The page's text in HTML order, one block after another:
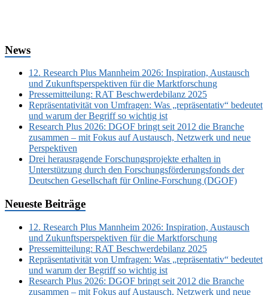
News
12. Research Plus Mannheim 2026: Inspiration, Austausch
und Zukunftsperspektiven für die Marktforschung
Pressemitteilung: RAT Beschwerdebilanz 2025
Repräsentativität von Umfragen: Was „repräsentativ“ bedeutet
und warum der Begriff so wichtig ist
Research Plus 2026: DGOF bringt seit 2012 die Branche
zusammen – mit Fokus auf Austausch, Netzwerk und neue
Perspektiven
Drei herausragende Forschungsprojekte erhalten in
Unterstützung durch den Forschungsförderungsfonds der
Deutschen Gesellschaft für Online-Forschung (DGOF)
Neueste Beiträge
12. Research Plus Mannheim 2026: Inspiration, Austausch
und Zukunftsperspektiven für die Marktforschung
Pressemitteilung: RAT Beschwerdebilanz 2025
Repräsentativität von Umfragen: Was „repräsentativ“ bedeutet
und warum der Begriff so wichtig ist
Research Plus 2026: DGOF bringt seit 2012 die Branche
zusammen – mit Fokus auf Austausch, Netzwerk und neue